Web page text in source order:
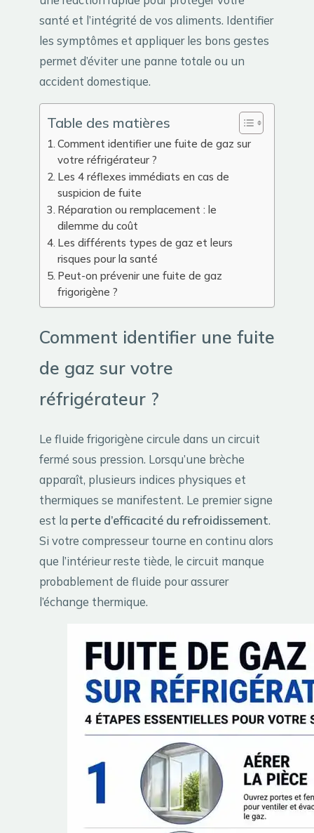
santé et l’intégrité de vos aliments. Identifier
les symptômes et appliquer les bons gestes
permet d’éviter une panne totale ou un
accident domestique.
Table des matières
Comment identifier une fuite de gaz sur
votre réfrigérateur ?
Les 4 réflexes immédiats en cas de
suspicion de fuite
Réparation ou remplacement : le
dilemme du coût
Les différents types de gaz et leurs
risques pour la santé
Peut-on prévenir une fuite de gaz
frigorigène ?
Comment identifier une fuite
de gaz sur votre
réfrigérateur ?
Le fluide frigorigène circule dans un circuit
fermé sous pression. Lorsqu’une brèche
apparaît, plusieurs indices physiques et
thermiques se manifestent. Le premier signe
est la perte d’efficacité du refroidissement.
Si votre compresseur tourne en continu alors
que l’intérieur reste tiède, le circuit manque
probablement de fluide pour assurer
l’échange thermique.